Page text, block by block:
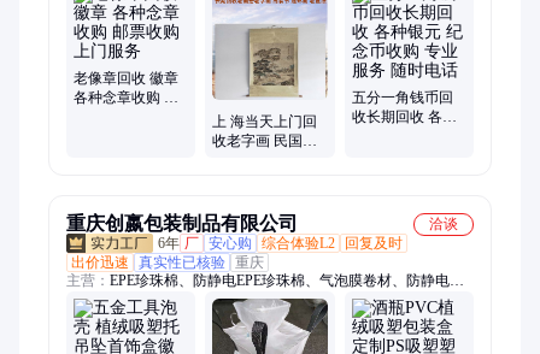
钟表、老线装书、老字帖、各种老玩具
老像章回收 徽章
各种念章收购 邮
上 海当天上门回
收老字画 民国扇
五分一角钱币回
收长期回收 各种
重庆创嬴包装制品有限公司
洽谈
6年 厂 安心购 综合体验L2
回复及时
出价迅速
真实性已核验 重庆
主营： EPE珍珠棉、防静电EPE珍珠棉、气泡膜卷材、防静电气
泡膜、集装袋、太空包、吨包袋、太空袋、软托盘、中空板卷
材、片材、箱子、异型材、万通板、吸塑包装、吸塑托盘